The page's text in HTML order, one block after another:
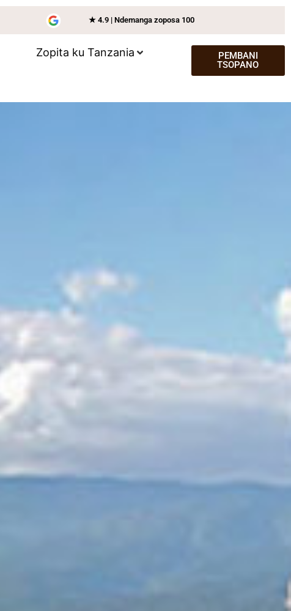
★ 4.9 | Ndemanga zoposa 100
Zopita ku Tanzania
PEMBANI
TSOPANO